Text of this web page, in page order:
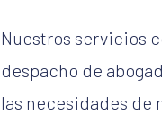
Nuestros servicios
despacho de
las necesidades de